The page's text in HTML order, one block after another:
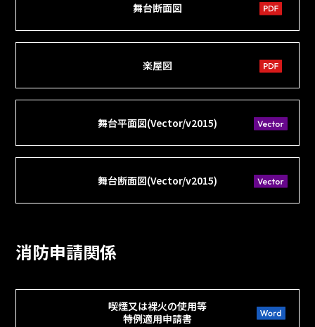
舞台断面図
楽屋図
舞台平面図(Vector/v2015)
舞台断面図(Vector/v2015)
消防申請関係
喫煙又は裸火の使用等
特例適用申請書